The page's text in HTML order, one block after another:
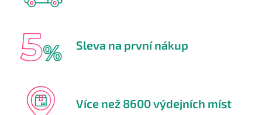
Sleva na první nákup
Více než 8600 výdejních míst